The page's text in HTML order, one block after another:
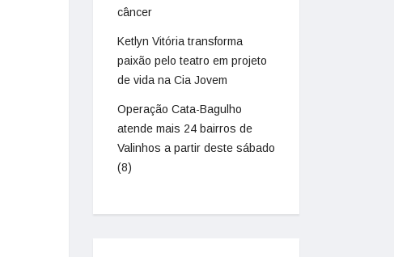
câncer
Ketlyn Vitória transforma
paixão pelo teatro em projeto
de vida na Cia Jovem
Operação Cata-Bagulho
atende mais 24 bairros de
Valinhos a partir deste sábado
(8)